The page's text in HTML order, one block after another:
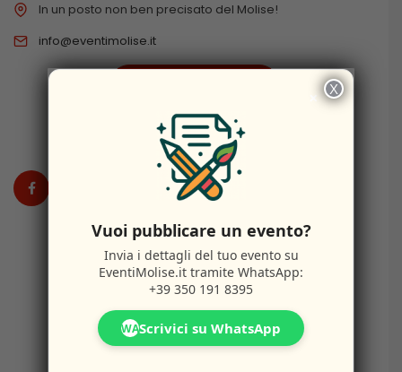
In un posto non ben precisato del Molise!
info@eventimolise.it
DISCLAIMER
×
Vuoi pubblicare un evento?
Invia i dettagli del tuo evento su
EventiMolise.it tramite WhatsApp:
+39 350 191 8395
WAScrivici su WhatsApp
X